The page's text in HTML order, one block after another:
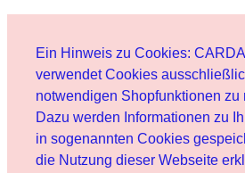
Ein Hinweis zu Cookies:
verwendet Cookies
notwendigen Shopfunktionen zu
Dazu werden Informationen zu
in sogenannten Cookies
die Nutzung dieser Webseite
Benutzer